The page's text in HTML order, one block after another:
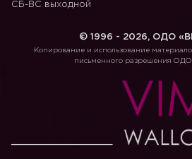
СБ-ВС выходной
© 1996 - 2026, ОДО
Копирование и использование
письменного разрешения